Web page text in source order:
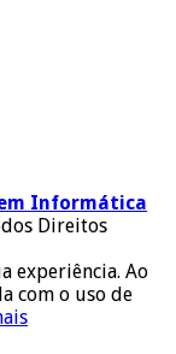
em Informática
Direitos
experiência. Ao
com o uso de